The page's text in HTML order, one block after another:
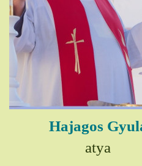
Hajagos
atya